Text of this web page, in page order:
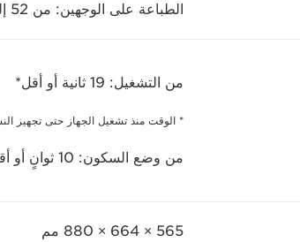
الطباعة على الوجهين: من 52 إلى 220 جم/م2
من التشغيل: 19 ثانية أو أقل*
* الوقت منذ تشغيل الجهاز حتى تجهيز
من وضع السكون: 10 ثوانٍ أو أقل
565 × 664 × 880 مم